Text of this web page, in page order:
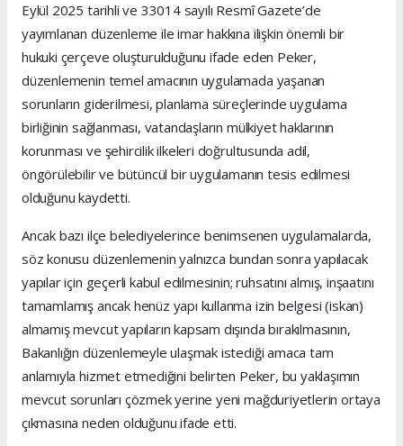
Eylül 2025 tarihli ve 33014 sayılı Resmî Gazete’de
yayımlanan düzenleme ile imar hakkına ilişkin önemli bir
hukuki çerçeve oluşturulduğunu ifade eden Peker,
düzenlemenin temel amacının uygulamada yaşanan
sorunların giderilmesi, planlama süreçlerinde uygulama
birliğinin sağlanması, vatandaşların mülkiyet haklarının
korunması ve şehircilik ilkeleri doğrultusunda adil,
öngörülebilir ve bütüncül bir uygulamanın tesis edilmesi
olduğunu kaydetti.
Ancak bazı ilçe belediyelerince benimsenen uygulamalarda,
söz konusu düzenlemenin yalnızca bundan sonra yapılacak
yapılar için geçerli kabul edilmesinin; ruhsatını almış, inşaatını
tamamlamış ancak henüz yapı kullanma izin belgesi (iskan)
almamış mevcut yapıların kapsam dışında bırakılmasının,
Bakanlığın düzenlemeyle ulaşmak istediği amaca tam
anlamıyla hizmet etmediğini belirten Peker, bu yaklaşımın
mevcut sorunları çözmek yerine yeni mağduriyetlerin ortaya
çıkmasına neden olduğunu ifade etti.